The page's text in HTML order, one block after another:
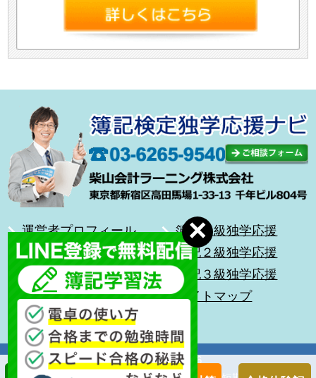
運営者プロフィール
合格体験記
無料メール講座
前を向いて歩こう
キッズ簿記
簿記１級独学応援
簿記２級独学応援
簿記３級独学応援
サイトマップ
Copyright (C) 2026